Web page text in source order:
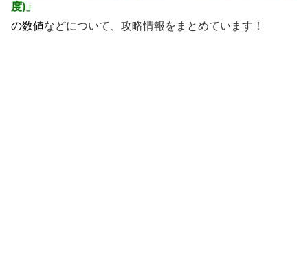
度)」
の数値などについて、攻略情報をまとめています！